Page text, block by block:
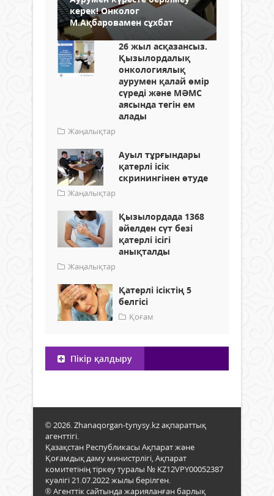
керек! Онколог
М.Ақбаровамен сұхбат
26 жыл асқазансыз.
Қызылордалық
онкологиялық
аурумен қалай өмір
сүреді және МӘМС
аясында тегін ем
алады
Жаңалықтар
Ауыл тұрғындары
қатерлі ісік
скринингінен өтуде
Жаңалықтар
Қызылордада 1368
әйелден сүт безі
қатерлі ісігі
анықталды
Жаңалықтар
Қатерлі ісіктің 5
белгісі
Қоғам
Пікір қалдыру
© 2026. Zhanaqorgan-tynysy.kz ақпараттық
агенттігі.
Қазақстан Республикасы Ақпарат және
Қоғамдық даму министрлігі, Ақпарат
комитетінің тіркеу туралы № KZ12VPY00052387
куәлігі 21.07.2022 жылы берілген.
® Агенттік сайтында жарияланған барлық